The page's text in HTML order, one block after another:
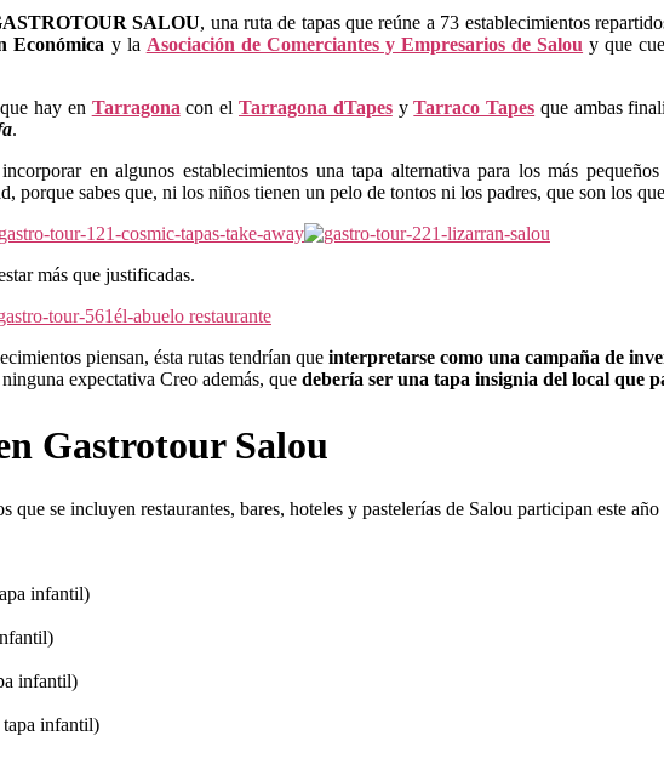
SALOU, una ruta de tapas que reúne a 73 establecimientos
Económica y la Asociación de Comerciantes y Empresarios de Salou y que
hay en Tarragona con elTarragona dTapesyTarraco Tapes que ambas
.
incorporar en algunos establecimientos una tapa alternativa para los más
porque sabes que, ni los niños tienen un pelo de tontos ni los padres, que son los
más que justificadas.
piensan, ésta rutas tendrían que interpretarse como una campaña de
expectativa Creo además, que debería ser una tapa insignia del local que
Gastrotour Salou
que se incluyen restaurantes, bares, hoteles y pastelerías de Salou participan este año
infantil)
infantil)
infantil)